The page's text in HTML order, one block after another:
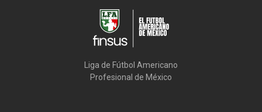
Liga de Fútbol Americano
Profesional de México